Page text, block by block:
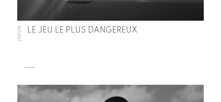
JAPON LE JEU LE PLUS DANGEREUX